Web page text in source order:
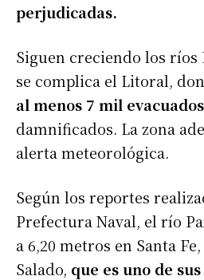
perjudicadas.
Siguen creciendo los ríos
se complica el Litoral,
al menos 7 mil evacuados
damnificados. La zona
alerta meteorológica.
Según los reportes
Prefectura Naval, el río
a 6,20 metros en Santa
Salado, que es uno de